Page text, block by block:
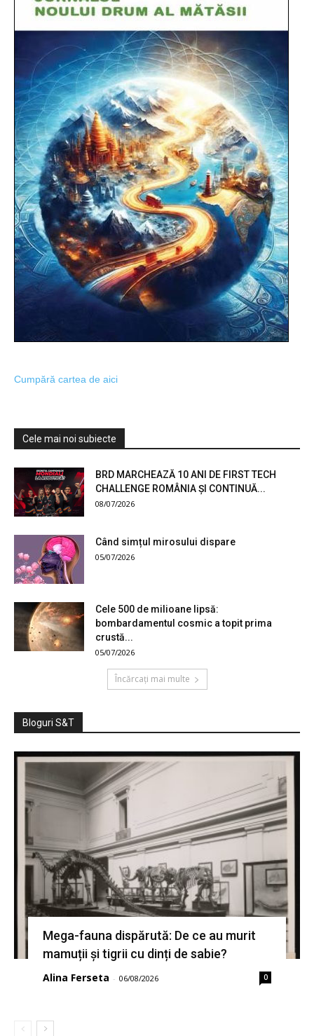
Cumpără cartea de aici
Cele mai noi subiecte
BRD MARCHEAZĂ 10 ANI DE FIRST TECH
CHALLENGE ROMÂNIA ȘI CONTINUĂ...
08/07/2026
Când simțul mirosului dispare
05/07/2026
Cele 500 de milioane lipsă:
bombardamentul cosmic a topit prima
crustă...
05/07/2026
Încărcați mai multe
Bloguri S&T
Mega-fauna dispărută: De ce au murit
mamuții și tigrii cu dinți de sabie?
Alina Ferseta - 06/08/2026 0